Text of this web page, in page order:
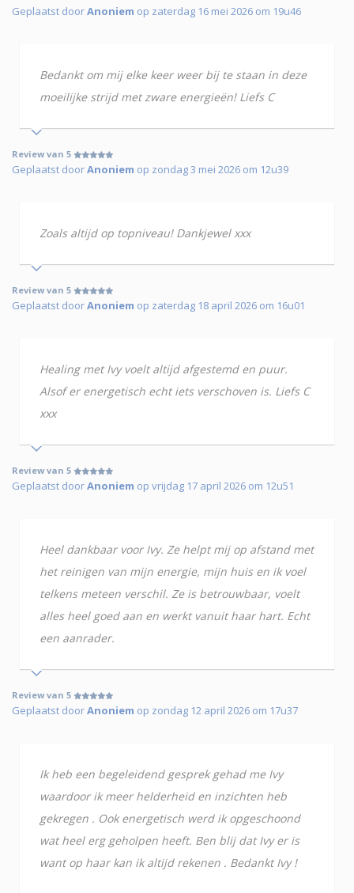
Geplaatst doorAnoniem op zaterdag 16 mei 2026 om 19u46
Bedankt om mij elke keer weer bij te staan in deze
moeilijke strijd met zware energieën! Liefs C
Review van 5
Geplaatst doorAnoniem op zondag 3 mei 2026 om 12u39
Zoals altijd op topniveau! Dankjewel xxx
Review van 5
Geplaatst doorAnoniem op zaterdag 18 april 2026 om 16u01
Healing met Ivy voelt altijd afgestemd en puur.
Alsof er energetisch echt iets verschoven is. Liefs C
xxx
Review van 5
Geplaatst doorAnoniem op vrijdag 17 april 2026 om 12u51
Heel dankbaar voor Ivy. Ze helpt mij op afstand met
het reinigen van mijn energie, mijn huis en ik voel
telkens meteen verschil. Ze is betrouwbaar, voelt
alles heel goed aan en werkt vanuit haar hart. Echt
een aanrader.
Review van 5
Geplaatst doorAnoniem op zondag 12 april 2026 om 17u37
Ik heb een begeleidend gesprek gehad me Ivy
waardoor ik meer helderheid en inzichten heb
gekregen . Ook energetisch werd ik opgeschoond
wat heel erg geholpen heeft. Ben blij dat Ivy er is
want op haar kan ik altijd rekenen . Bedankt Ivy !